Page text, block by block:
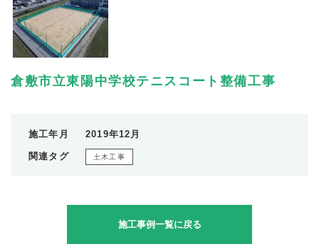
倉敷市立東陽中学校テニスコート整備工事
施工年月 2019年12月
関連タグ 土木工事
施工事例一覧に戻る